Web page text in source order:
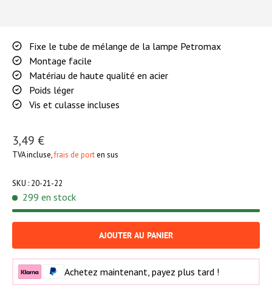
Fixe le tube de mélange de la lampe Petromax
Montage facile
Matériau de haute qualité en acier
Poids léger
Vis et culasse incluses
3,49 €
TVA incluse,frais de porten sus
SKU : 20-21-22
299 en stock
AJOUTER AU PANIER
Achetez maintenant, payez plus tard !